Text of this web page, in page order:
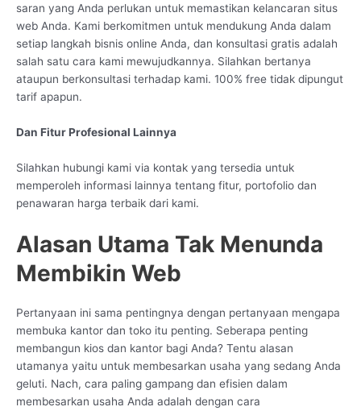
saran yang Anda perlukan untuk memastikan kelancaran situs
web Anda. Kami berkomitmen untuk mendukung Anda dalam
setiap langkah bisnis online Anda, dan konsultasi gratis adalah
salah satu cara kami mewujudkannya. Silahkan bertanya
ataupun berkonsultasi terhadap kami. 100% free tidak dipungut
tarif apapun.
Dan Fitur Profesional Lainnya
Silahkan hubungi kami via kontak yang tersedia untuk
memperoleh informasi lainnya tentang fitur, portofolio dan
penawaran harga terbaik dari kami.
Alasan Utama Tak Menunda
Membikin Web
Pertanyaan ini sama pentingnya dengan pertanyaan mengapa
membuka kantor dan toko itu penting. Seberapa penting
membangun kios dan kantor bagi Anda? Tentu alasan
utamanya yaitu untuk membesarkan usaha yang sedang Anda
geluti. Nach, cara paling gampang dan efisien dalam
membesarkan usaha Anda adalah dengan cara